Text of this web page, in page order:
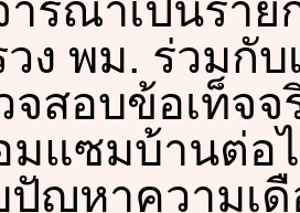
วง พม. ร่วมกั
จสอบข้อเท็จจ
มแซมบ้านต่อ
ปัญหาความเ